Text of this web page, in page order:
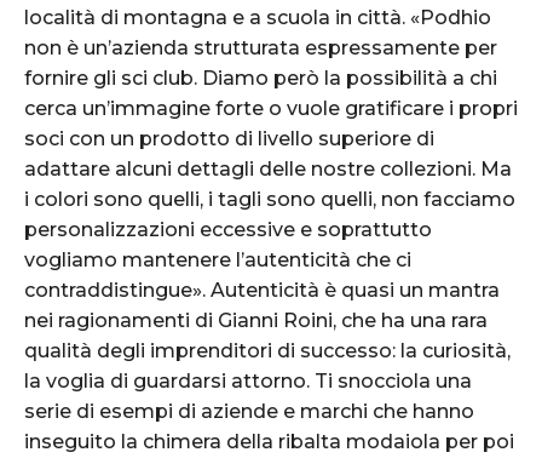
località di montagna e a scuola in città. «Podhio
non è un’azienda strutturata espressamente per
fornire gli sci club. Diamo però la possibilità a chi
cerca un’immagine forte o vuole gratificare i propri
soci con un prodotto di livello superiore di
adattare alcuni dettagli delle nostre collezioni. Ma
i colori sono quelli, i tagli sono quelli, non facciamo
personalizzazioni eccessive e soprattutto
vogliamo mantenere l’autenticità che ci
contraddistingue». Autenticità è quasi un mantra
nei ragionamenti di Gianni Roini, che ha una rara
qualità degli imprenditori di successo: la curiosità,
la voglia di guardarsi attorno. Ti snocciola una
serie di esempi di aziende e marchi che hanno
inseguito la chimera della ribalta modaiola per poi